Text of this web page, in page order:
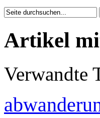
Artikel
Verwandte